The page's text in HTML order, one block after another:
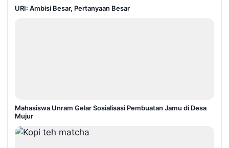
URI: Ambisi Besar, Pertanyaan Besar
Mahasiswa Unram Gelar Sosialisasi Pembuatan Jamu di Desa
Mujur